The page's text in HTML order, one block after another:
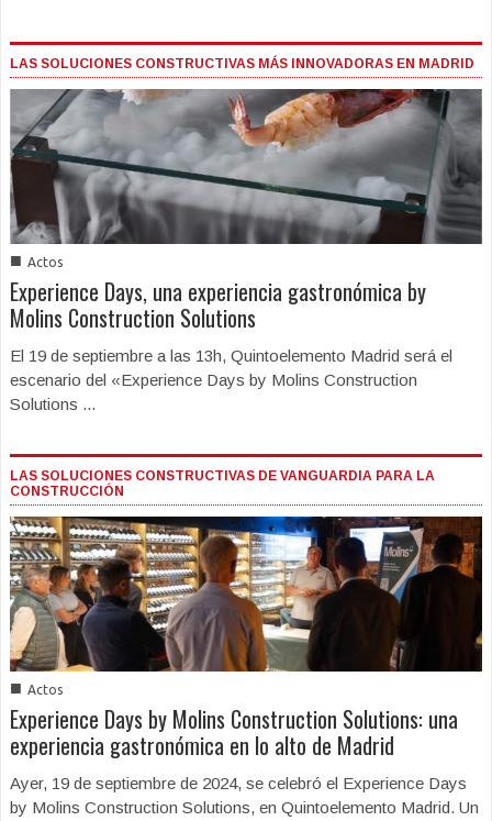
LAS SOLUCIONES CONSTRUCTIVAS MÁS INNOVADORAS EN MADRID
■ Actos
Experience Days, una experiencia gastronómica by
Molins Construction Solutions
El 19 de septiembre a las 13h, Quintoelemento Madrid será el
escenario del «Experience Days by Molins Construction
Solutions ...
LAS SOLUCIONES CONSTRUCTIVAS DE VANGUARDIA PARA LA
CONSTRUCCIÓN
■ Actos
Experience Days by Molins Construction Solutions: una
experiencia gastronómica en lo alto de Madrid
Ayer, 19 de septiembre de 2024, se celebró el Experience Days
by Molins Construction Solutions, en Quintoelemento Madrid. Un